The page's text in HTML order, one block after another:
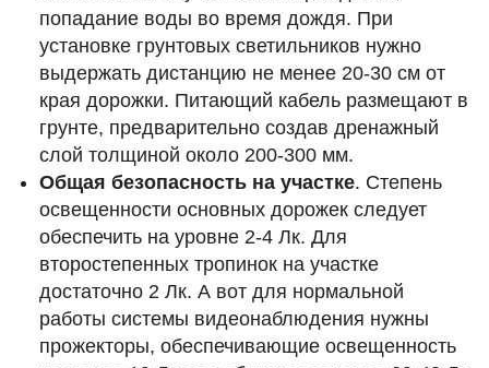
попадание воды во время дождя. При
установке грунтовых светильников нужно
выдержать дистанцию не менее 20-30 см от
края дорожки. Питающий кабель размещают в
грунте, предварительно создав дренажный
слой толщиной около 200-300 мм.
Общая безопасность на участке. Степень
освещенности основных дорожек следует
обеспечить на уровне 2-4 Лк. Для
второстепенных тропинок на участке
достаточно 2 Лк. А вот для нормальной
работы системы видеонаблюдения нужны
прожекторы, обеспечивающие освещенность